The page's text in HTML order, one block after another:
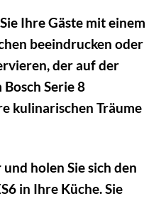
Ihre Gäste mit einem
beeindrucken oder
der auf der
Serie 8
kulinarischen Träume
und holen Sie sich den
in Ihre Küche. Sie